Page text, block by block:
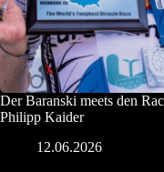
Der Baranski meets den
Philipp Kaider
12.06.2026